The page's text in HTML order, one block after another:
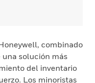
combinado
solución más
del inventario
Los minoristas